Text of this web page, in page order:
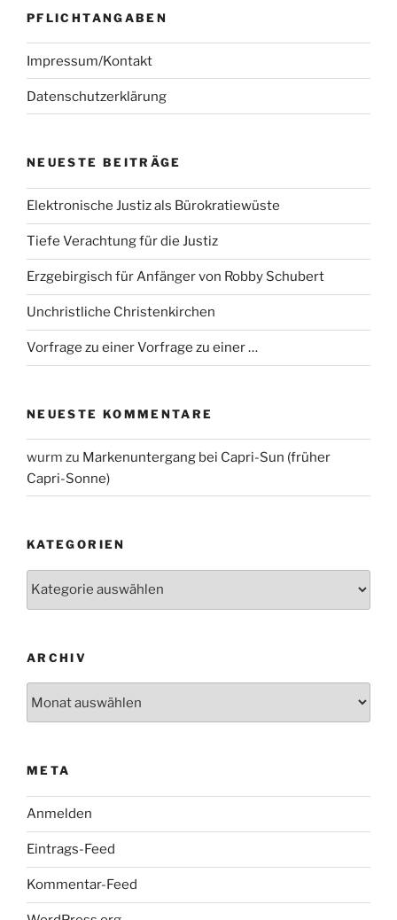
PFLICHTANGABEN
Impressum/Kontakt
Datenschutzerklärung
NEUESTE BEITRÄGE
Elektronische Justiz als Bürokratiewüste
Tiefe Verachtung für die Justiz
Erzgebirgisch für Anfänger von Robby Schubert
Unchristliche Christenkirchen
Vorfrage zu einer Vorfrage zu einer …
NEUESTE KOMMENTARE
wurm zu Markenuntergang bei Capri-Sun (früher
Capri-Sonne)
KATEGORIEN
ARCHIV
META
Anmelden
Eintrags-Feed
Kommentar-Feed